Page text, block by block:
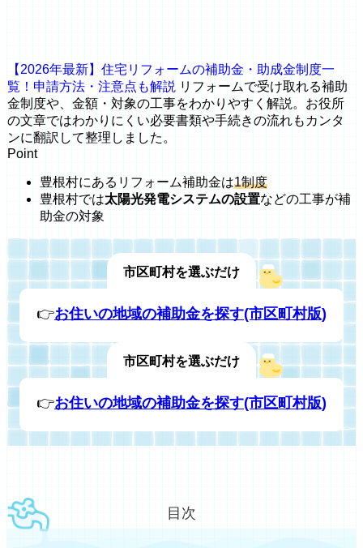
【2026年最新】住宅リフォームの補助金・助成金制度一
覧！申請方法・注意点も解説 リフォームで受け取れる補助
金制度や、金額・対象の工事をわかりやすく解説。お役所
の文章ではわかりにくい必要書類や手続きの流れもカンタ
ンに翻訳して整理しました。
Point
豊根村にあるリフォーム補助金は1制度
豊根村では太陽光発電システムの設置などの工事が補
助金の対象
市区町村を選ぶだけ
👉お住いの地域の補助金を探す(市区町村版)
市区町村を選ぶだけ
👉お住いの地域の補助金を探す(市区町村版)
目次